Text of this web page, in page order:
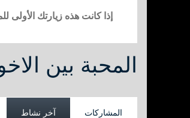
إذا كانت هذه زيارتك
المحبة بين
المشاركات آخر نشاط